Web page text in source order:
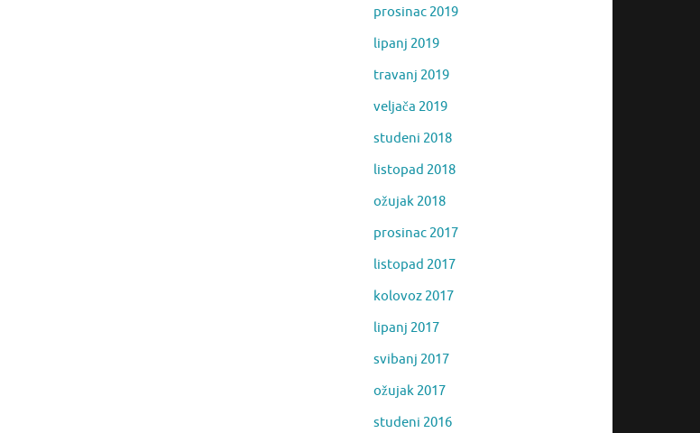
prosinac 2019
lipanj 2019
travanj 2019
veljača 2019
studeni 2018
listopad 2018
ožujak 2018
prosinac 2017
listopad 2017
kolovoz 2017
lipanj 2017
svibanj 2017
ožujak 2017
studeni 2016